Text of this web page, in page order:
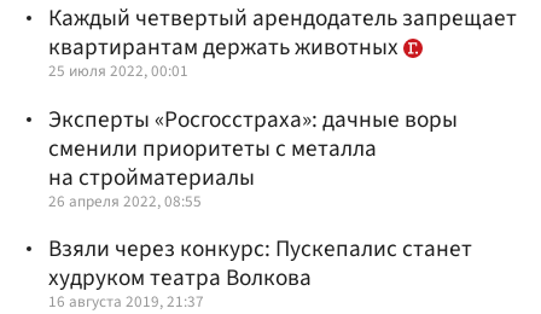
Каждый четвертый арендодатель запрещает
квартирантам держать животных
25 июля 2022, 00:01
Эксперты «Росгосстраха»: дачные воры
сменили приоритеты с металла
на стройматериалы
26 апреля 2022, 08:55
Взяли через конкурс: Пускепалис станет
худруком театра Волкова
16 августа 2019, 21:37